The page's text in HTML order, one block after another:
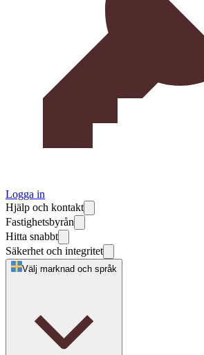
Logga in
Hjälp och kontakt
Fastighetsbyrån
Hitta snabbt
Säkerhet och integritet
Välj marknad och språk